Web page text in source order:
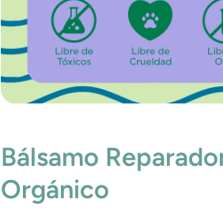
Bálsamo
Orgánico